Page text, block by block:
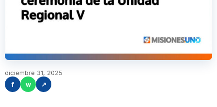
diciembre 31, 2025
f
w ↗